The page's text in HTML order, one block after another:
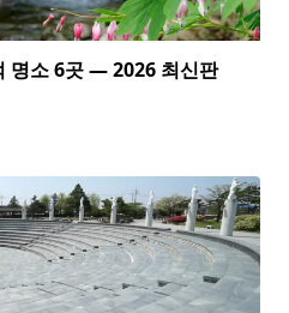
명소 6곳 — 2026 최신판